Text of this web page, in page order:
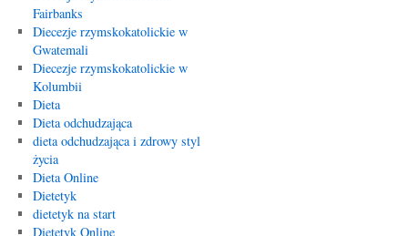
Fairbanks
Diecezje rzymskokatolickie w
Gwatemali
Diecezje rzymskokatolickie w
Kolumbii
Dieta
Dieta odchudzająca
dieta odchudzająca i zdrowy styl
życia
Dieta Online
Dietetyk
dietetyk na start
Dietetyk Online